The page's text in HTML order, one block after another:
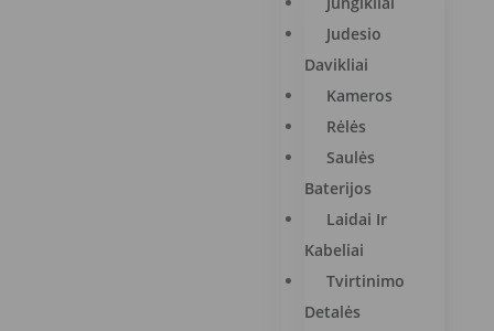
Judesio
Davikliai
Kameros
Rėlės
Saulės
Baterijos
Laidai Ir
Kabeliai
Tvirtinimo
Detalės